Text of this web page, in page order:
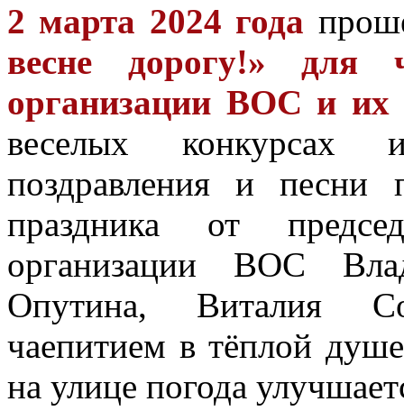
2 марта 2024 года
весне дорогу!»
для
организации ВОС и их
веселых конкурсах
поздравления и песни
праздника от
организации ВОС
Опутина, Виталия
чаепитием в тёплой
на улице погода